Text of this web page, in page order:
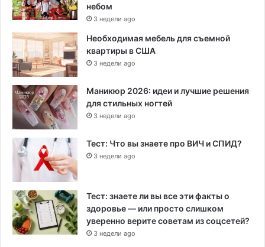
небом
3 недели ago
Необходимая мебель для съемной
квартиры в США
3 недели ago
Маникюр 2026: идеи и лучшие решения
для стильных ногтей
3 недели ago
Тест: Что вы знаете про ВИЧ и СПИД?
3 недели ago
Тест: знаете ли вы все эти факты о
здоровье — или просто слишком
уверенно верите советам из соцсетей?
3 недели ago